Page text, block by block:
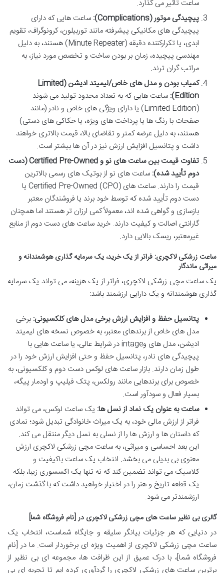
ساعت تأثیر می گذارد.
پیچیدگی موتور (Complications):
ساعت هایی که دارای
پیچیدگی های مکانیکی پیشرفته مانند توربیلون، کرونوگراف، تقویم
ابدی، یا تکرارکننده دقیقه (Minute Repeater) هستند، به دلیل
مهندسی پیچیده، زمان بر بودن ساخت و تخصص مورد نیاز، به
مراتب گران ترند.
کمیاب بودن و مدل های خاص/لیمیتد ادیشن (Limited
Edition): ساعت هایی که به تعداد محدود تولید می شوند
(Limited Edition) یا دارای ویژگی های خاص و نادر (مانند
صفحات با رنگ ها یا پرداخت های ویژه، یا حکاکی های دستی)
هستند، به دلیل عرضه کمتر و تقاضای بالا، قیمت بالاتری خواهند
داشت و پتانسیل افزایش ارزش نیز در آن ها بیشتر است.
تفاوت قیمت بین ساعت های نو و Certified Pre-Owned (دست
دوم تأیید شده): ساعت های نو از بوتیک های رسمی بالاترین
قیمت را دارند. ساعت های Certified Pre-Owned (CPO) یا
دست دوم تأیید شده که توسط خود برند یا فروشندگان معتبر
بازسازی و گواهی شده اند، معمولاً کمی ارزان تر هستند اما همچنان
گارانتی اصالت و کیفیت دارند. خرید ساعت های دست دوم از منابع
غیرمعتبر، ریسک بالایی دارد.
ساعت زرشکی لاکچری: فراتر از یک خرید، یک سرمایه گذاری هوشمندانه و
میراثی ماندگار
یک ساعت مچی زرشکی لاکچری، فراتر از یک هزینه، می تواند یک سرمایه
گذاری هوشمندانه و یک دارایی ارزشمند باشد:
پتانسیل حفظ و افزایش ارزش برخی مدل های کلکسیونی: برخی
مدل های خاص از برندهای معتبر، به خصوص نسخه های لیمیتد
ادیشن، مدل های وintage در شرایط عالی، یا ساعت هایی با
پیچیدگی های نادر، پتانسیل حفظ و حتی افزایش ارزش خود را در
طول زمان دارند. بازار ساعت های لوکس دست دوم و کلکسیونی، به
خصوص برای برندهایی مانند رولکس، پتک فیلیپ و اودمار پیگه،
بسیار فعال و سودآور است.
ساعت به عنوان یک نماد از نسل ها: یک ساعت لوکس، می تواند
فراتر از ارزش مالی خود، به یک میراث خانوادگی تبدیل شود؛ نمادی
که داستان ها و ارزش ها را از نسلی به نسل دیگر منتقل می کند.
این بعد احساسی و میراثی، به ساعت مچی زرشکی لاکچری ارزش
معنوی بی بدیلی می بخشد. انتخاب یک ساعت باکیفیت و
کلاسیک می تواند تضمین کند که نه تنها یک اکسسوری زیبا، بلکه
یک قطعه تاریخ و هنر را در اختیار خواهید داشت که با گذشت زمان،
ارزشمندتر می شود.
گالری بی نظیر ساعت های مچی زرشکی لاکچری در [نام فروشگاه شما]
در دنیایی که هر جزئیات بیانگر سلیقه و جایگاه شماست، انتخاب یک
ساعت مچی زرشکی لاکچری از اهمیت ویژه ای برخوردار است. ما در [نام
فروشگاه شما]، با درک عمیق از این ظرافت ها، مجموعه ای بی نظیر از
برترین ساعت های زرشکی لاکچری را گردآوری کرده ایم تا تجربه ای بی